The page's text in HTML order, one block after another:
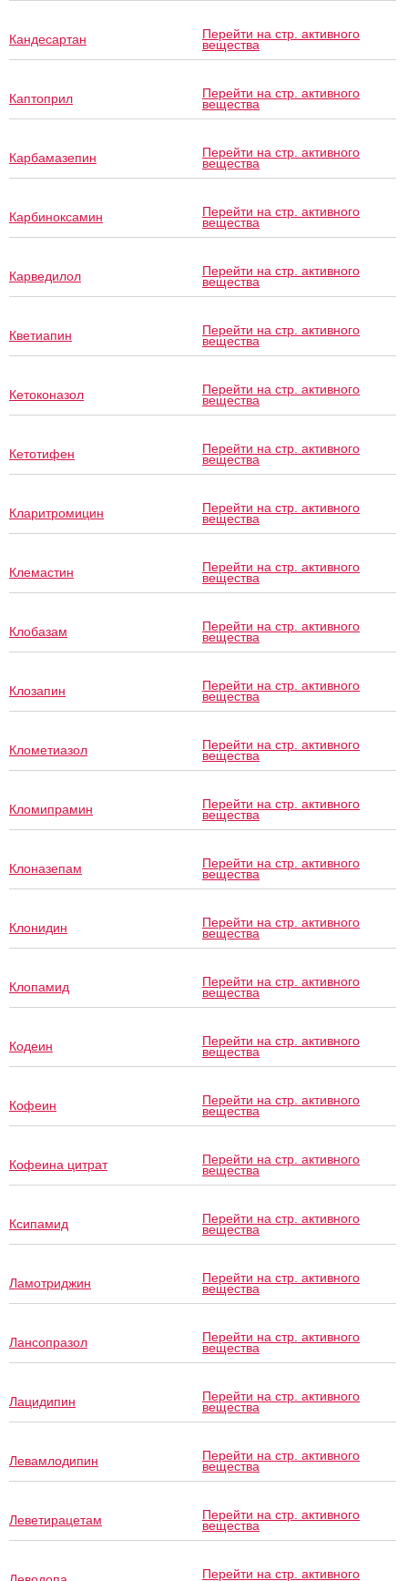
Кандесартан Перейти на стр. активного
вещества
Каптоприл Перейти на стр. активного
вещества
Карбамазепин Перейти на стр. активного
вещества
Карбиноксамин Перейти на стр. активного
вещества
Карведилол Перейти на стр. активного
вещества
Кветиапин Перейти на стр. активного
вещества
Кетоконазол Перейти на стр. активного
вещества
Кетотифен Перейти на стр. активного
вещества
Кларитромицин Перейти на стр. активного
вещества
Клемастин Перейти на стр. активного
вещества
Клобазам Перейти на стр. активного
вещества
Клозапин Перейти на стр. активного
вещества
Клометиазол Перейти на стр. активного
вещества
Кломипрамин Перейти на стр. активного
вещества
Клоназепам Перейти на стр. активного
вещества
Клонидин Перейти на стр. активного
вещества
Клопамид Перейти на стр. активного
вещества
Кодеин Перейти на стр. активного
вещества
Кофеин Перейти на стр. активного
вещества
Кофеина цитрат Перейти на стр. активного
вещества
Ксипамид Перейти на стр. активного
вещества
Ламотриджин Перейти на стр. активного
вещества
Лансопразол Перейти на стр. активного
вещества
Лацидипин Перейти на стр. активного
вещества
Левамлодипин Перейти на стр. активного
вещества
Леветирацетам Перейти на стр. активного
вещества
Перейти на стр. активного